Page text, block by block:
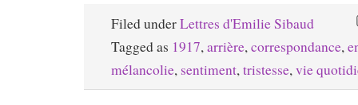
Filed underLettres d'Emilie Sibaud
Tagged as 1917, arrière, correspondance,
mélancolie, sentiment, tristesse, vie